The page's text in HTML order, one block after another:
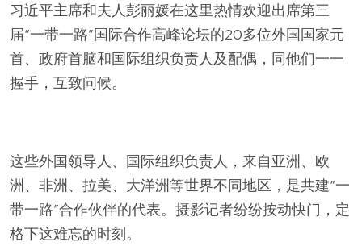
习近平主席和夫人彭丽媛在这里热情欢迎出席第三
届“一带一路”国际合作高峰论坛的20多位外国国家元
首、政府首脑和国际组织负责人及配偶，同他们一一
握手，互致问候。
这些外国领导人、国际组织负责人，来自亚洲、欧
洲、非洲、拉美、大洋洲等世界不同地区，是共建“一
带一路”合作伙伴的代表。摄影记者纷纷按动快门，定
格下这难忘的时刻。